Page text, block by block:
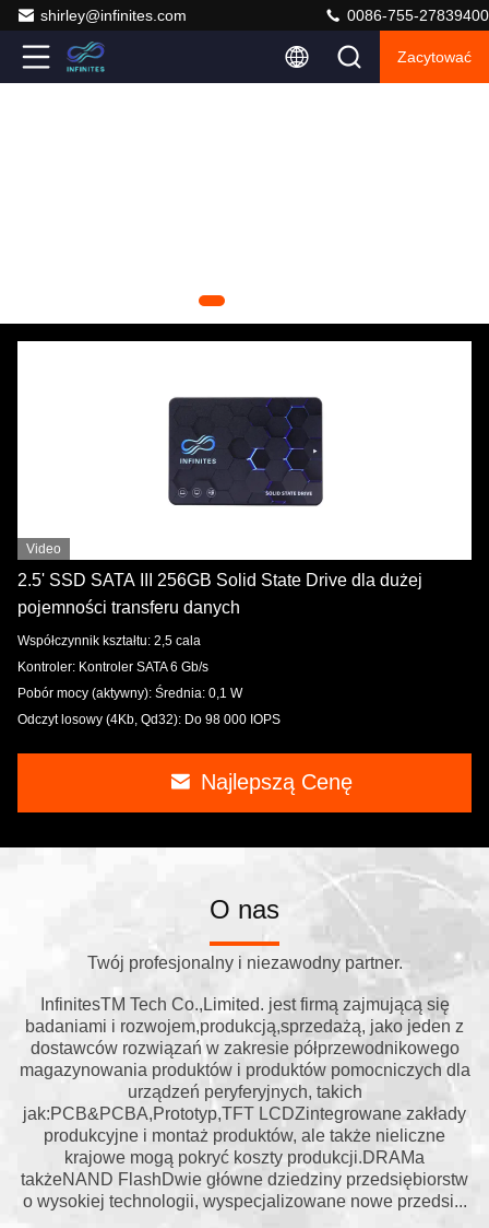
shirley@infinites.com 0086-755-27839400
Zacytować
Video
2.5' SSD SATA III 256GB Solid State Drive dla dużej
pojemności transferu danych
Współczynnik kształtu: 2,5 cala
Kontroler: Kontroler SATA 6 Gb/s
Pobór mocy (aktywny): Średnia: 0,1 W
Odczyt losowy (4Kb, Qd32): Do 98 000 IOPS
Najlepszą Cenę
O nas
Twój profesjonalny i niezawodny partner.
InfinitesTM Tech Co.,Limited. jest firmą zajmującą się
badaniami i rozwojem,produkcją,sprzedażą, jako jeden z
dostawców rozwiązań w zakresie półprzewodnikowego
magazynowania produktów i produktów pomocniczych dla
urządzeń peryferyjnych, takich
jak:PCB&PCBA,Prototyp,TFT LCDZintegrowane zakłady
produkcyjne i montaż produktów, ale także nieliczne
krajowe mogą pokryć koszty produkcji.DRAMa
takżeNAND FlashDwie główne dziedziny przedsiębiorstw
o wysokiej technologii, wyspecjalizowane nowe przedsi...